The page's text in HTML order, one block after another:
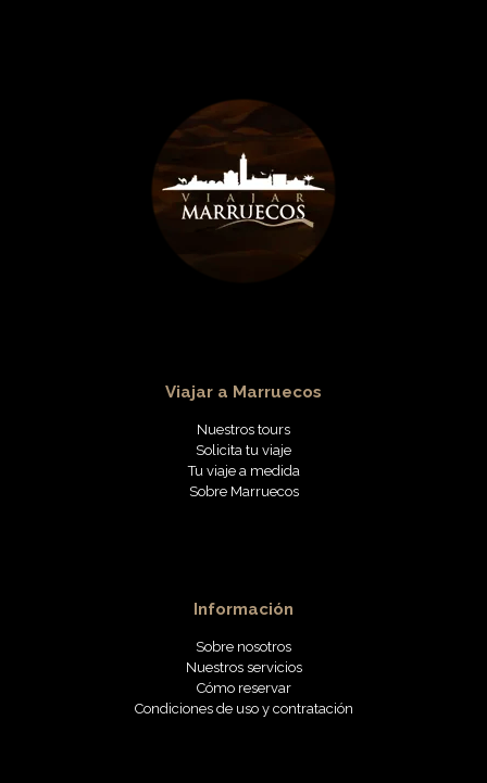
Viajar a Marruecos
Nuestros tours
Solicita tu viaje
Tu viaje a medida
Sobre Marruecos
Información
Sobre nosotros
Nuestros servicios
Cómo reservar
Condiciones de uso y contratación